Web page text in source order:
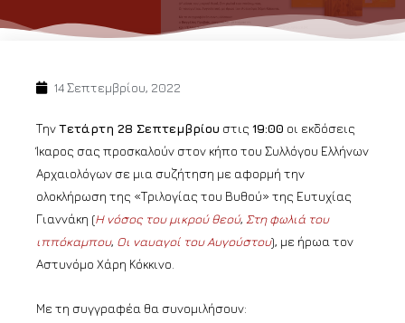
14 Σεπτεμβρίου, 2022
ΤηνΤετάρτη 28 Σεπτεμβρίου στις 19:00 οι εκδόσεις
Ίκαρος σας προσκαλούν στον κήπο του Συλλόγου Ελλήνων
Αρχαιολόγων σε μια συζήτηση με αφορμή την
ολοκλήρωση της «Τριλογίας του Βυθού» της Ευτυχίας
Γιαννάκη (Η νόσος του μικρού θεού, Στη φωλιά του
ιππόκαμπου, Οι ναυαγοί του Αυγούστου), με ήρωα τον
Αστυνόμο Χάρη Κόκκινο.
Με τη συγγραφέα θα συνομιλήσουν: